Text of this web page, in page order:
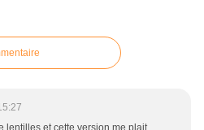
lentilles et cette version me plait